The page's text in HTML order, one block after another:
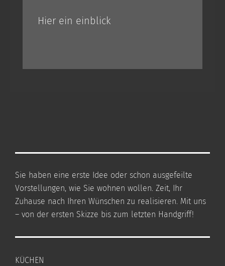
Hier ein einblick
Sie haben eine erste Idee oder schon ausgefeilte
Vorstellungen, wie Sie wohnen wollen. Zeit, Ihr
Zuhause nach Ihren Wünschen zu realisieren. Mit uns
– von der ersten Skizze bis zum letzten Handgriff!
KÜCHEN